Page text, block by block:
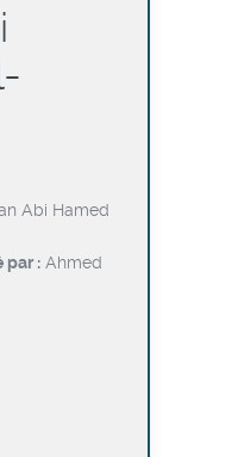
Abi Hamed
par : Ahmed